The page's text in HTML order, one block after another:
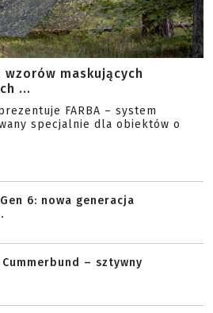
wzorów maskujących
...
FARBA – system
specjalnie dla obiektów o
6: nowa generacja
– sztywny